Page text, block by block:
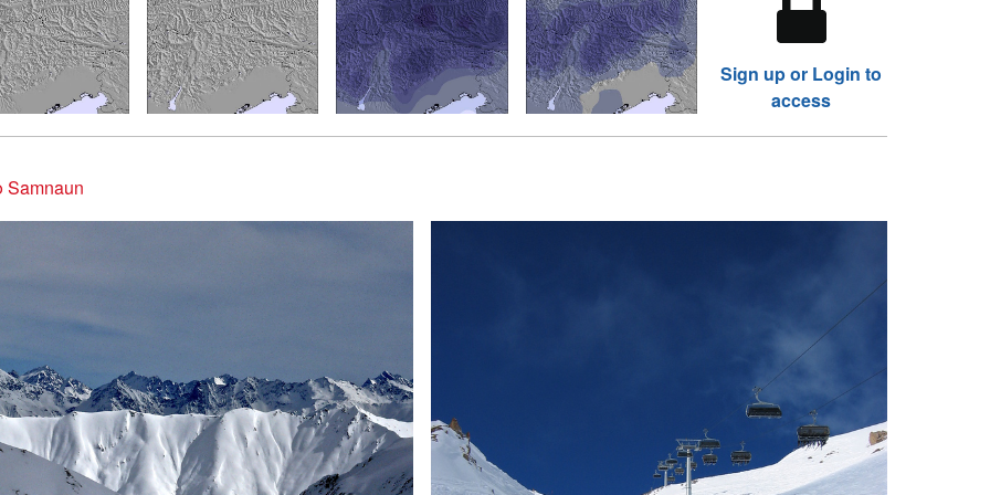
Sign up or Login to
access